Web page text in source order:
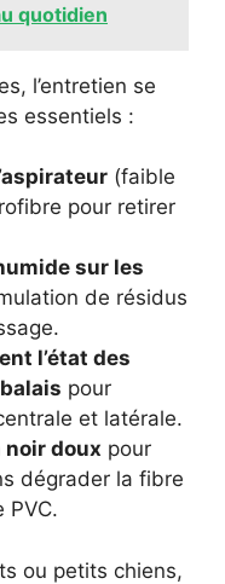
quotidien
l’entretien se
essentiels :
(faible
pour retirer
sur les
de résidus
l’état des
pour
et latérale.
noir doux pour
dégrader la fibre
PVC.
ou petits chiens,